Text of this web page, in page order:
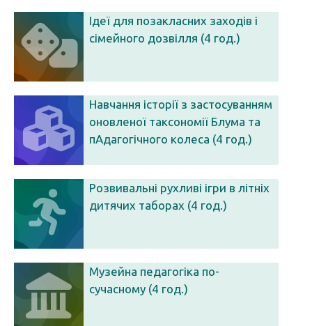
Ідеї для позакласних заходів і
сімейного дозвілля (4 год.)
Навчання історії з застосуванням
оновленої таксономії Блума та
пАдагогічного колеса (4 год.)
Розвивальні рухливі ігри в літніх
дитячих таборах (4 год.)
Музейна педагогіка по-
сучасному (4 год.)